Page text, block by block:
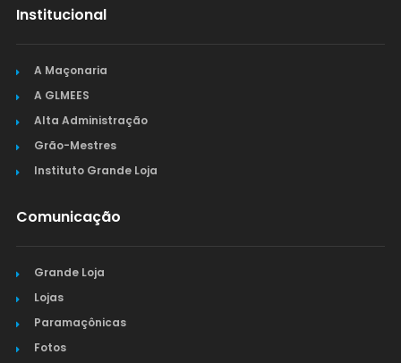
Institucional
A Maçonaria
A GLMEES
Alta Administração
Grão-Mestres
Instituto Grande Loja
Comunicação
Grande Loja
Lojas
Paramaçônicas
Fotos